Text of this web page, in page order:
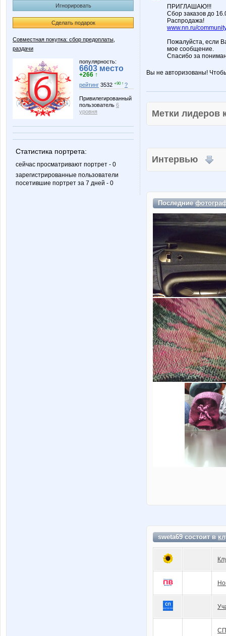
Игнорировать
Сделать подарок
Совместная покупка: сбор предоплаты,
раздачи
популярность:
6603 место
+266 ↑
рейтинг 3532 +90 ↑ ?
Привилегированный
пользователь 6
уровня
Статистика портрета:
сейчас просматривают портрет - 0
зарегистрированные пользователи
посетившие портрет за 7 дней - 0
ПРИГЛАШАЮ!!!
Сбор заказов до
Распродажа!
www.nn.ru/
Пожалуйста, если
мое сообщение.
Спасибо за
Вы не авторизованы!
Метки
Интервью
Последние
sweta69 состоит в